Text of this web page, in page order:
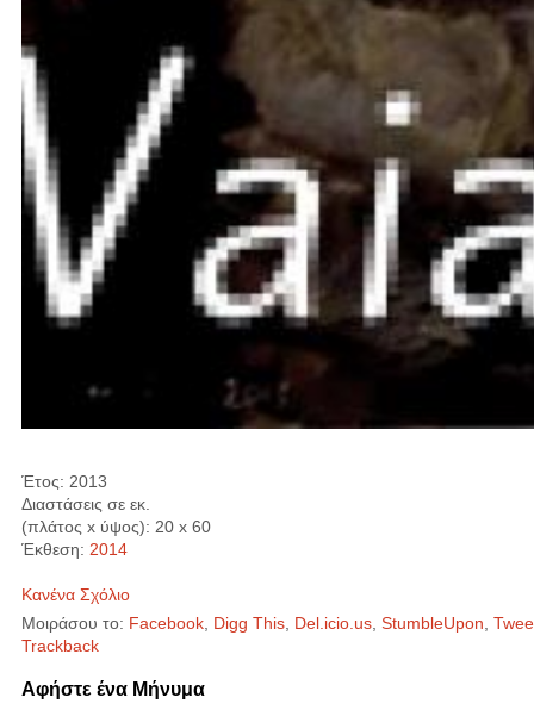
Έτος: 2013
Διαστάσεις σε εκ.
(πλάτος x ύψος): 20 x 60
Έκθεση: 2014
Κανένα Σχόλιο
Μοιράσου το: Facebook, Digg This, Del.icio.us, StumbleUpon
Trackback
Αφήστε ένα Μήνυμα